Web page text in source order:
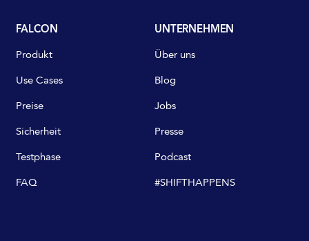
FALCON
Produkt
Use Cases
Preise
Sicherheit
Testphase
FAQ
UNTERNEHMEN
Über uns
Blog
Jobs
Presse
Podcast
#SHIFTHAPPENS